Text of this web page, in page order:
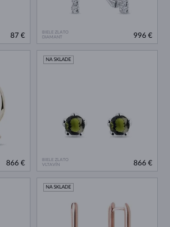
87 €
BIELE ZLATO
DIAMANT
996 €
866 €
BIELE ZLATO
VLTAVÍN
NA SKLADE
866 €
NA SKLADE